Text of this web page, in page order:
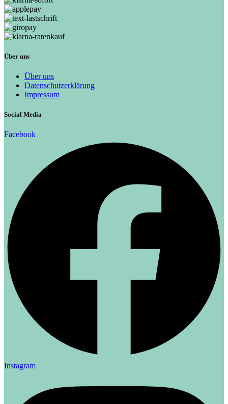
Über uns
Über uns
Datenschutzerklärung
Impressum
Social Media
Facebook
Instagram